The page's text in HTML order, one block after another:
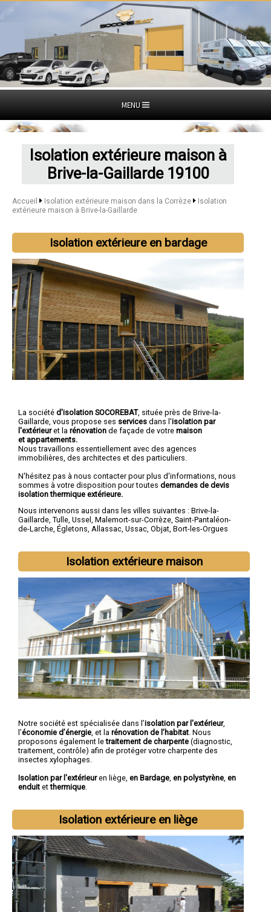
MENU
Isolation extérieure maison à
Brive-la-Gaillarde 19100
Accueil Isolation extérieure maison dans la Corrèze
Isolation
extérieure maison à Brive-la-Gaillarde
Isolation extérieure en bardage
La société d'isolation SOCOREBAT, située près de Brive-la-
Gaillarde, vous propose ses services dans l'isolation par
l'extérieuret la rénovation de façade de votre maison
et appartements.
Nous travaillons essentiellement avec des agences
immobilières, des architectes et des particuliers.
N'hésitez pas à nous contacter pour plus d'informations, nous
sommes à votre disposition pour toutes demandes de devis
isolation thermique extérieure.
Nous intervenons aussi dans les villes suivantes : Brive-la-
Gaillarde, Tulle, Ussel , Malemort-sur-Corrèze, Saint-Pantaléon-
de-Larche, Égletons, Allassac, Ussac, Objat, Bort-les-Orgues
Isolation extérieure maison
Notre société est spécialisée dans l’isolation par l'extérieur,
l’économie d’énergie, et la rénovation de l’habitat. Nous
proposons également letraitement de charpente (diagnostic,
traitement, contrôle) afin de protéger votre charpente des
insectes xylophages.
Isolation par l'extérieuren liège, en Bardage, en polystyrène, en
enduit etthermique.
Isolation extérieure en liège